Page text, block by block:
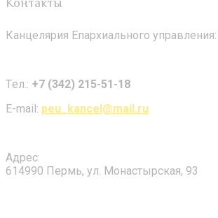
Контакты
Канцелярия Епархиального управления:
Tел.: +7 (342) 215-51-18
E-mail: peu_kancel@mail.ru
Адрес:
614990 Пермь, ул. Монастырская, 93